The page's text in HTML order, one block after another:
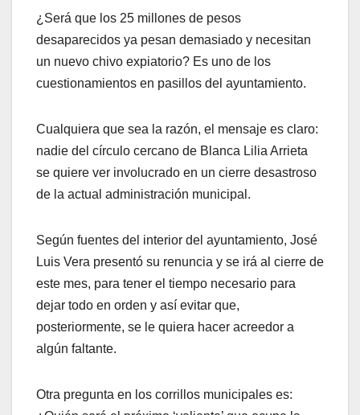
¿Será que los 25 millones de pesos
desaparecidos ya pesan demasiado y necesitan
un nuevo chivo expiatorio? Es uno de los
cuestionamientos en pasillos del ayuntamiento.
Cualquiera que sea la razón, el mensaje es claro:
nadie del círculo cercano de Blanca Lilia Arrieta
se quiere ver involucrado en un cierre desastroso
de la actual administración municipal.
Según fuentes del interior del ayuntamiento, José
Luis Vera presentó su renuncia y se irá al cierre de
este mes, para tener el tiempo necesario para
dejar todo en orden y así evitar que,
posteriormente, se le quiera hacer acreedor a
algún faltante.
Otra pregunta en los corrillos municipales es: